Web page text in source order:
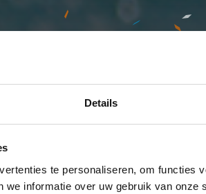
Details
te personaliseren, om functies
we informatie over uw gebruik van onze